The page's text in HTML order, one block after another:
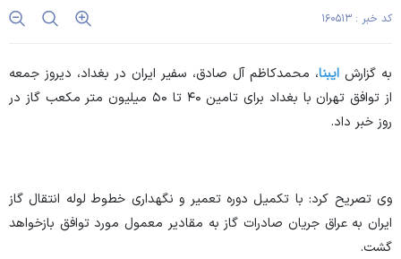
کد خبر : ۱۶۰۵۱۳
به گزارشایبنا، محمدکاظم آل صادق، سفیر ایران در بغداد، دیروز جمعه
از توافق تهران با بغداد برای تامین ۴۰ تا ۵۰ میلیون متر مکعب گاز در
روز خبر داد.
وی تصریح کرد: با تکمیل دوره تعمیر و نگهداری خطوط لوله انتقال گاز
ایران به عراق جریان صادرات گاز به مقادیر معمول مورد توافق بازخواهد
گشت.